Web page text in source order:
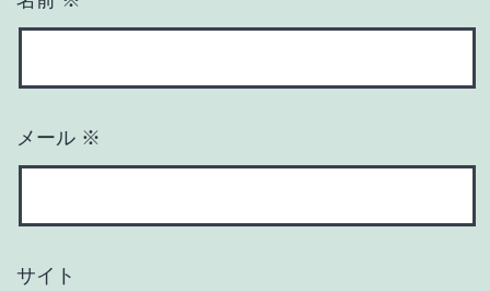
メール ※
サイト